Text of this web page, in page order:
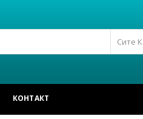
Сите
КОНТАКТ